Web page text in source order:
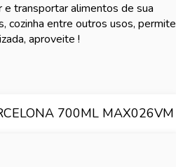
transportar alimentos de sua
cozinha entre outros usos, permite
aproveite !
700ML MAX026VM